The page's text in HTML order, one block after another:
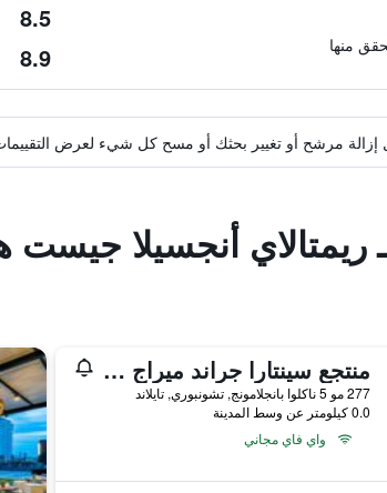
8.5
8.9
إزالة مرشح أو تغيير بحثك أو مسح كل شيء لعرض
ريمتالاي أنجسيلا
منتجع سينتارا جراند ميراج بيتش - باتايا
277 مو 5 ناكلوا بانجلامونج, تشونبوري, تايلاند
0.0 كيلومتر عن وسط المدينة
واي فاي مجاني